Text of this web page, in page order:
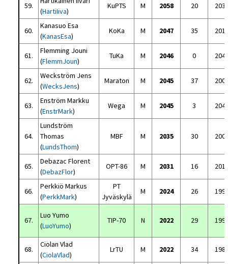
59.
(HartiIiva)
KuPTS M 2058 20
60.
Kanasuo Esa
(KanasEsa)
KoKa M 2047 35
61.
Flemming Jouni
(FlemmJoun)
TuKa M 2046 0
62.
Weckström Jens
(WecksJens)
Maraton M 2045 37
63.
Enström Markku
(EnstrMark)
Wega M 2045 3
64.
Lundström
Thomas
(LundsThom)
MBF M 2035 30
65.
Debazac Florent
(DebazFlor)
OPT-86 M 2031 16
66.
Perkkiö Markus
(PerkkMark)
PT
Jyväskylä
M 2024 26
67.
Luo Yumo
(LuoYumo)
TIP-70 N 2022 29
68.
Ciolan Vlad
(CiolaVlad)
LrTU M 2022 34